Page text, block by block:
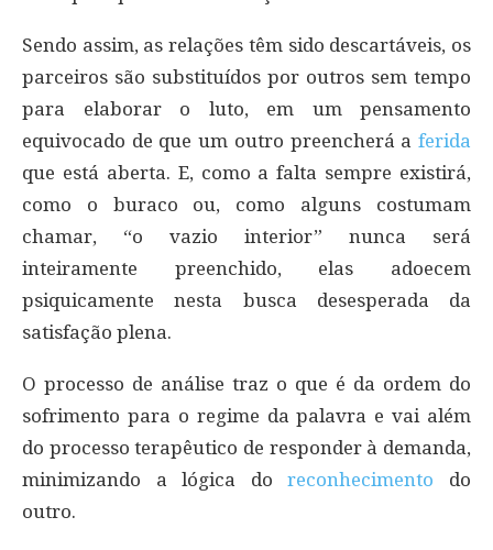
Sendo assim, as relações têm sido descartáveis, os
parceiros são substituídos por outros sem tempo
para elaborar o luto, em um pensamento
equivocado de que um outro preencherá a ferida
que está aberta. E, como a falta sempre existirá,
como o buraco ou, como alguns costumam
chamar, “o vazio interior” nunca será
inteiramente preenchido, elas adoecem
psiquicamente nesta busca desesperada da
satisfação plena.
O processo de análise traz o que é da ordem do
sofrimento para o regime da palavra e vai além
do processo terapêutico de responder à demanda,
minimizando a lógica doreconhecimento do
outro.